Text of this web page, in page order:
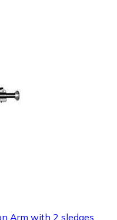
Arm with 2 sledges